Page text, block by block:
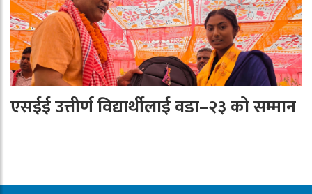
एसईई उत्तीर्ण विद्यार्थीलाई वडा–२३ को सम्मान